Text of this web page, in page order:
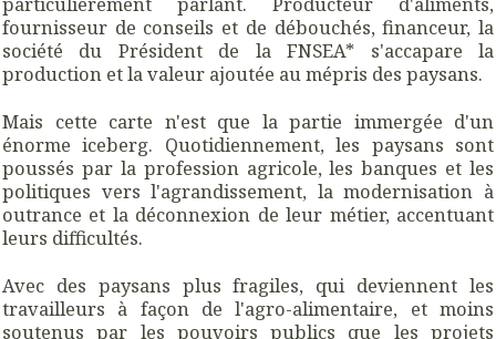
fournisseur de conseils et de débouchés, financeur, la
société du Président de laFNSEA* s'accapare la
production et la valeur ajoutée au mépris des paysans.
Mais cette carte n'est que la partie immergée d'un
énorme iceberg. Quotidiennement, les paysans sont
poussés par la profession agricole, les banques et les
politiques vers l'agrandissement, la modernisation à
outrance et la déconnexion de leur métier, accentuant
leurs difficultés.
Avec des paysans plus fragiles, qui deviennent les
travailleurs à façon de l'agro-alimentaire, et moins
soutenus par les pouvoirs publics que les projets